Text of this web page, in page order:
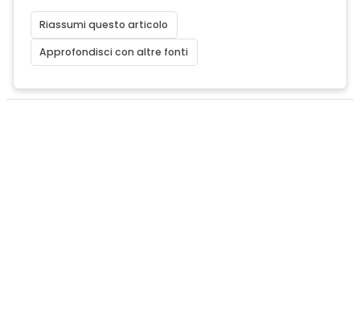
Riassumi questo articolo
Approfondisci con altre fonti